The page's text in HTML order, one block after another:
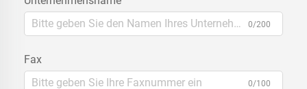
0/200
Fax
0/100